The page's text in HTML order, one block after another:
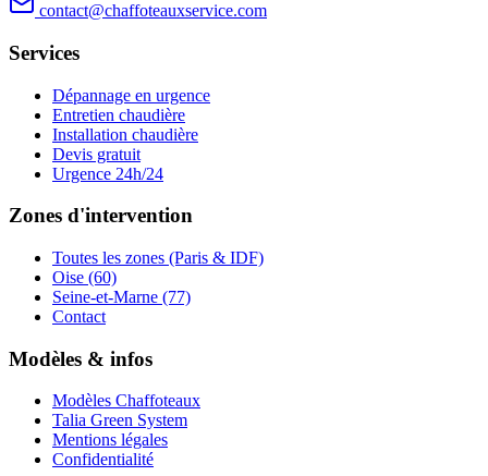
contact@chaffoteauxservice.com
Services
Dépannage en urgence
Entretien chaudière
Installation chaudière
Devis gratuit
Urgence 24h/24
Zones d'intervention
Toutes les zones (Paris & IDF)
Oise (60)
Seine-et-Marne (77)
Contact
Modèles & infos
Modèles Chaffoteaux
Talia Green System
Mentions légales
Confidentialité